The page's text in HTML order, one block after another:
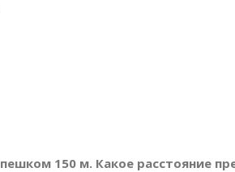
150 м. Какое расстояние